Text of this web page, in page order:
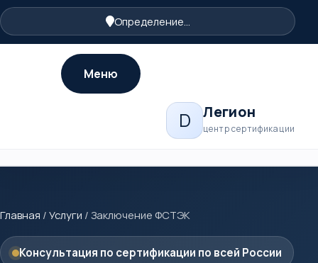
Определение...
D Легион
центр сертификации
Меню
Главная / Услуги / Заключение ФСТЭК
Консультация по сертификации по всей России